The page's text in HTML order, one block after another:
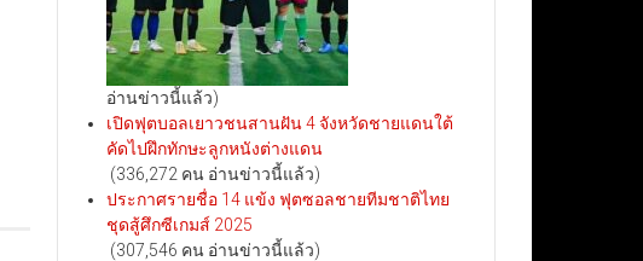
อ่านข่าวนี้แล้ว)
เปิดฟุตบอลเยาวชนสานฝัน 4 จังหวัดชายแดนใต้
คัดไปฝึกทักษะลูกหนังต่างแดน
(336,272 คน อ่านข่าวนี้แล้ว)
ประกาศรายชื่อ 14 แข้ง ฟุตซอลชายทีมชาติไทย
ชุดสู้ศึกซีเกมส์ 2025
(307,546 คน อ่านข่าวนี้แล้ว)